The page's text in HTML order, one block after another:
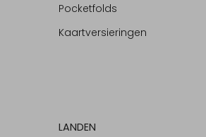
Pocketfolds
Kaartversieringen
LANDEN